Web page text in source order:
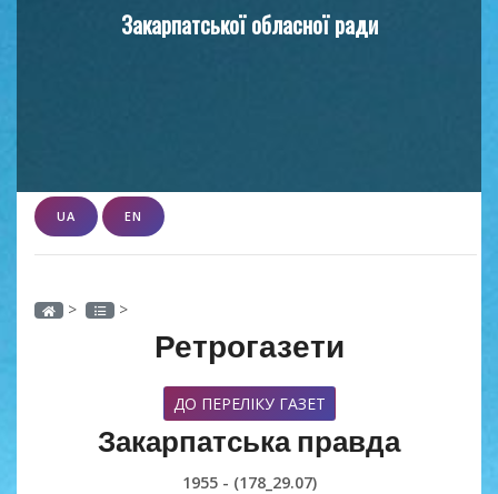
Закарпатської обласної ради
UA EN
> >
Ретрогазети
ДО ПЕРЕЛІКУ ГАЗЕТ
Закарпатська правда
1955 - (178_29.07)